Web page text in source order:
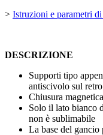
> Istruzioni e parametri
DESCRIZIONE
Supporti tipo
antiscivolo sul retro
Chiusura
Solo il lato bianco
non è sublimabile
La base del gancio